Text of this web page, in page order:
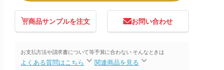
商品サンプルを注文 お問い合わせ
お支払方法や請求書について等
よくある質問はこちら
予算に合わない そんなときは
関連商品を見る